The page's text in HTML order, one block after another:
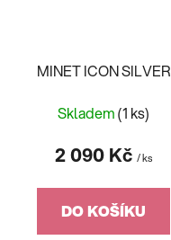
MINET ICON SILVER
Skladem(1 ks)
2 090 Kč / ks
DO KOŠÍKU